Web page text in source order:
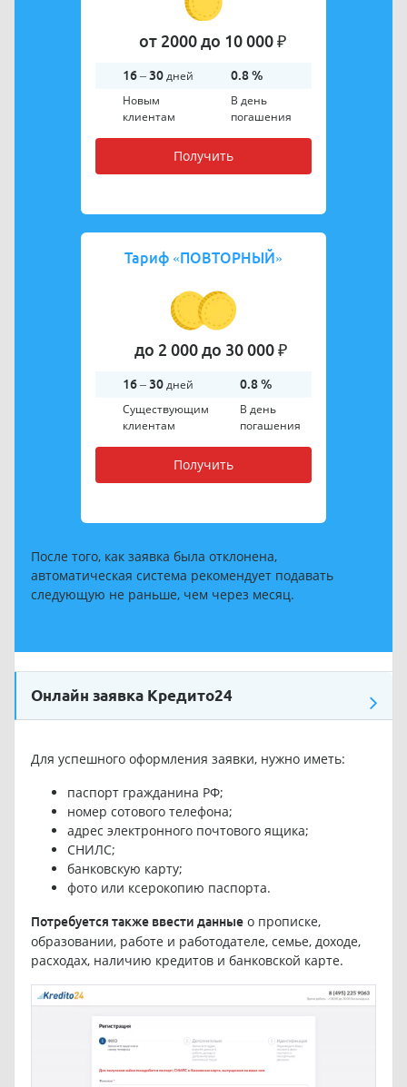
от 2000 до 10 000 ₽
16 – 30дней 0.8 %
Новым
клиентам
В день
погашения
Получить
Тариф «ПОВТОРНЫЙ»
до 2 000 до 30 000 ₽
16 – 30дней 0.8 %
Существующим
клиентам
В день
погашения
Получить
После того, как заявка была отклонена,
автоматическая система рекомендует подавать
следующую не раньше, чем через месяц.
Онлайн заявка Кредито24
Для успешного оформления заявки, нужно иметь:
паспорт гражданина РФ;
номер сотового телефона;
адрес электронного почтового ящика;
СНИЛС;
банковскую карту;
фото или ксерокопию паспорта.
Потребуется также ввести данныео прописке,
образовании, работе и работодателе, семье, доходе,
расходах, наличию кредитов и банковской карте.